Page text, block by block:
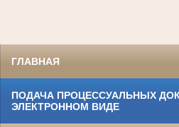
ГЛАВНАЯ
ПОДАЧА ПРОЦЕССУАЛЬНЫХ
ЭЛЕКТРОННОМ ВИДЕ